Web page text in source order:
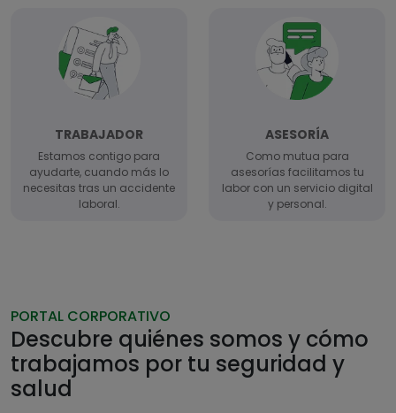
TRABAJADOR
Estamos contigo para
ayudarte, cuando más lo
necesitas tras un accidente
laboral.
ASESORÍA
Como mutua para
asesorías facilitamos tu
labor con un servicio digital
y personal.
PORTAL CORPORATIVO
Descubre quiénes somos y cómo
trabajamos por tu seguridad y
salud